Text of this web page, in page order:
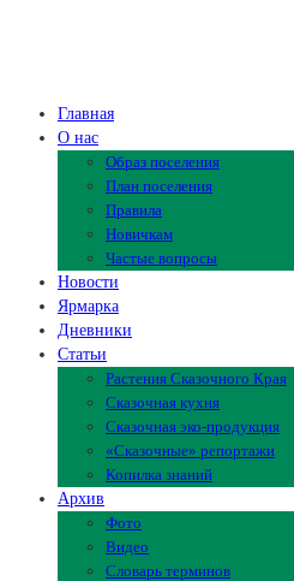
Главная
О нас
Образ поселения
План поселения
Правила
Новичкам
Частые вопросы
Новости
Ярмарка
Дневники
Статьи
Растения Сказочного Края
Сказочная кухня
Сказочная эко-продукция
«Сказочные» репортажи
Копилка знаний
Архив
Фото
Видео
Словарь терминов